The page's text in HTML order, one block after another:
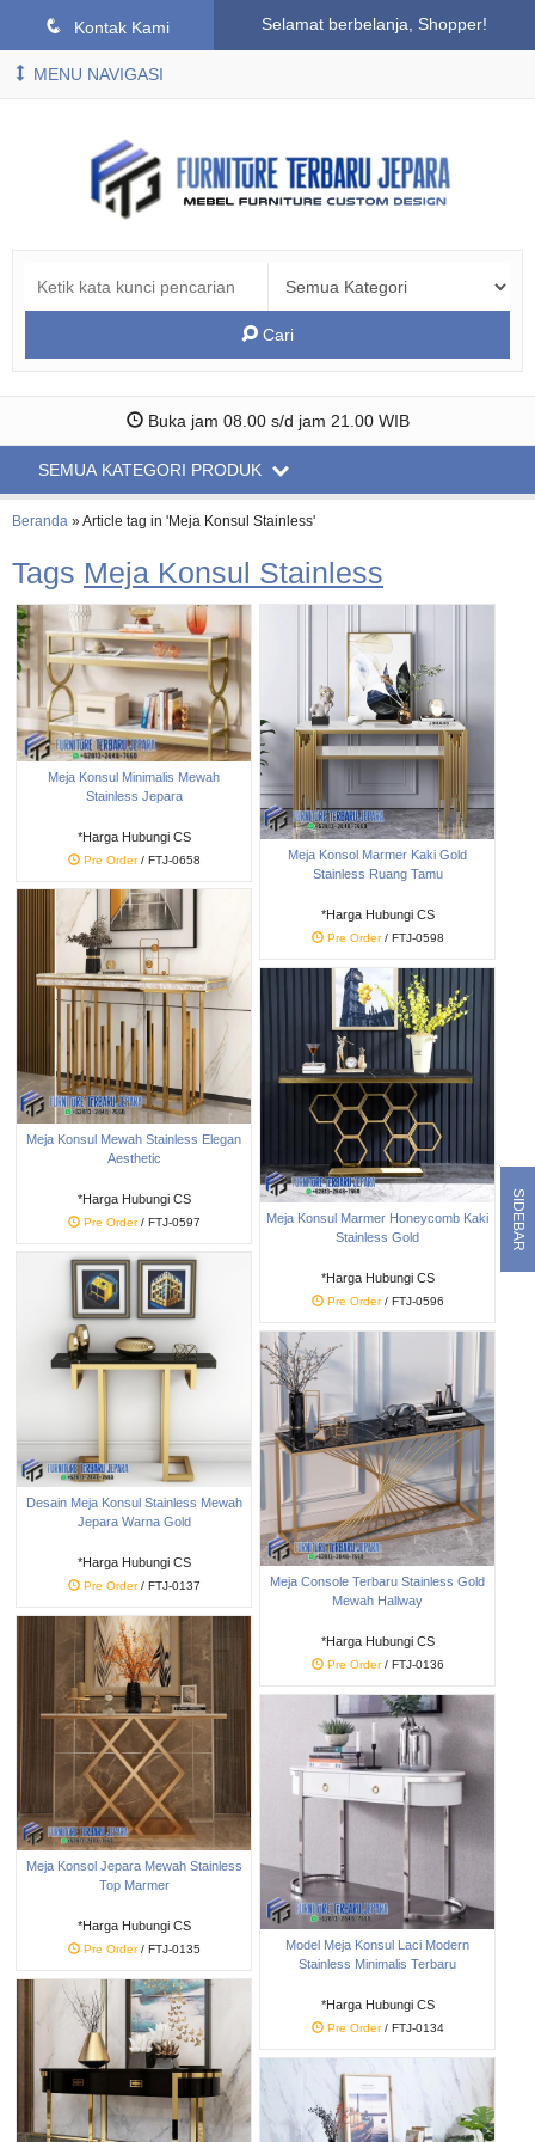
q Kontak Kami Selamat berbelanja, Shopper!
MENU NAVIGASI
Cari
Buka jam 08.00 s/d jam 21.00 WIB
SEMUA KATEGORI PRODUK
Beranda »Article tag in 'Meja Konsul Stainless'
Tags Meja Konsul Stainless
Meja Konsul Minimalis Mewah
Stainless Jepara
*Harga Hubungi CS
Pre Order/ FTJ-0658
Meja Konsol Marmer Kaki Gold
Stainless Ruang Tamu
*Harga Hubungi CS
Pre Order/ FTJ-0598
Meja Konsul Mewah Stainless Elegan
Aesthetic
*Harga Hubungi CS
Pre Order/ FTJ-0597
Meja Konsul Marmer Honeycomb Kaki
Stainless Gold
*Harga Hubungi CS
Pre Order/ FTJ-0596
Desain Meja Konsul Stainless Mewah
Jepara Warna Gold
*Harga Hubungi CS
Pre Order/ FTJ-0137
Meja Console Terbaru Stainless Gold
Mewah Hallway
*Harga Hubungi CS
Pre Order/ FTJ-0136
Meja Konsol Jepara Mewah Stainless
Top Marmer
*Harga Hubungi CS
Pre Order/ FTJ-0135
Model Meja Konsul Laci Modern
Stainless Minimalis Terbaru
*Harga Hubungi CS
Pre Order/ FTJ-0134
SIDEBAR